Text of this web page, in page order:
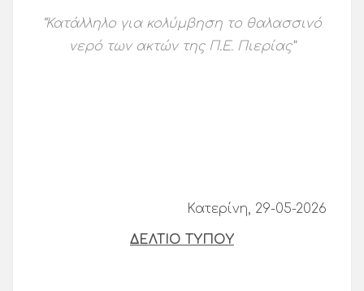
“Κατάλληλο για κολύμβηση το θαλασσινό
νερό των ακτών της Π.E. Πιερίας”
Κατερίνη, 29-05-2026
ΔΕΛΤΙΟ ΤΥΠΟΥ